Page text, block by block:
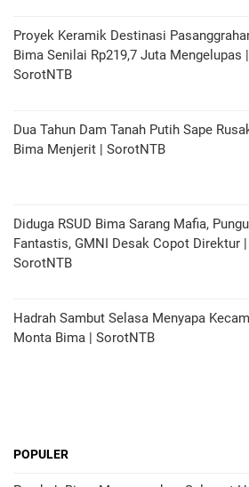
Proyek Keramik Destinasi
Bima Senilai Rp219,7 Juta Mengelupas |
SorotNTB
Dua Tahun Dam Tanah Putih Sape
Bima Menjerit | SorotNTB
Diduga RSUD Bima Sarang Mafia,
Fantastis, GMNI Desak Copot Direktur |
SorotNTB
Hadrah Sambut Selasa Menyapa
Monta Bima | SorotNTB
POPULER